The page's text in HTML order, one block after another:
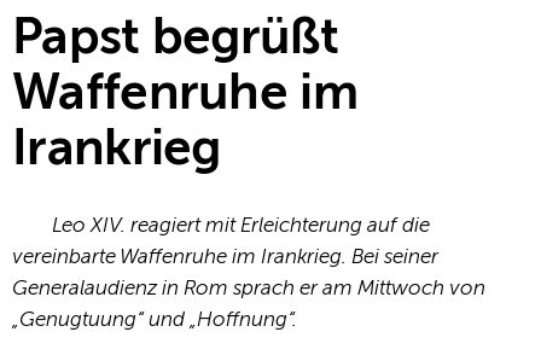
Papst begrüßt
Waffenruhe im
Irankrieg
Leo XIV. reagiert mit Erleichterung auf die
vereinbarte Waffenruhe im Irankrieg. Bei seiner
Generalaudienz in Rom sprach er am Mittwoch von
„Genugtuung“ und „Hoffnung“.